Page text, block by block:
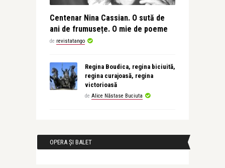
Centenar Nina Cassian. O sută de
ani de frumusețe. O mie de poeme
de revistatango
Regina Boudica, regina biciuită,
regina curajoasă, regina
victorioasă
de Alice Năstase Buciuta
OPERA ȘI BALET